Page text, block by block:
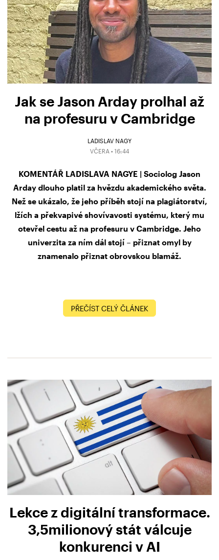
Jak se Jason Arday prolhal až
na profesuru v Cambridge
LADISLAV NAGY
VČERA • 16:44
KOMENTÁŘ LADISLAVA NAGYE | Sociolog Jason
Arday dlouho platil za hvězdu akademického světa.
Než se ukázalo, že jeho příběh stojí na plagiátorství,
lžích a překvapivé shovívavosti systému, který mu
otevřel cestu až na profesuru v Cambridge. Jeho
univerzita za ním dál stojí – přiznat omyl by
znamenalo přiznat obrovskou blamáž.
PŘEČÍST CELÝ ČLÁNEK
Lekce z digitální transformace.
3,5milionový stát válcuje
konkurenci v AI